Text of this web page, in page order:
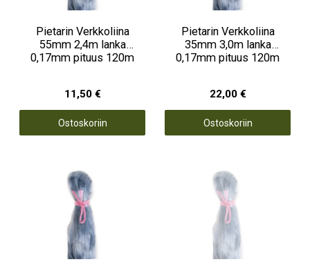
Pietarin Verkkoliina
55mm 2,4m lanka
0,17mm pituus 120m
11,50 €
Ostoskoriin
Pietarin Verkkoliina
35mm 3,0m lanka
0,17mm pituus 120m
22,00 €
Ostoskoriin